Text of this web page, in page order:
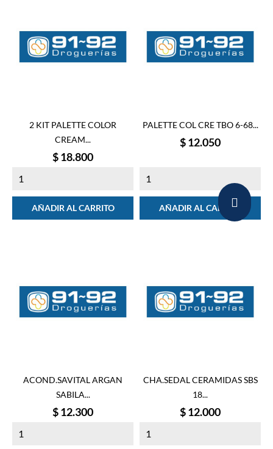
2 KIT PALETTE COLOR
CREAM...
Precio
$ 18.800
AÑADIR AL CARRITO
PALETTE COL CRE TBO 6-68...
Precio
$ 12.050
AÑADIR AL CARRITO
ACOND.SAVITAL ARGAN
SABILA...
Precio
$ 12.300
CHA.SEDAL CERAMIDAS SBS
18...
Precio
$ 12.000